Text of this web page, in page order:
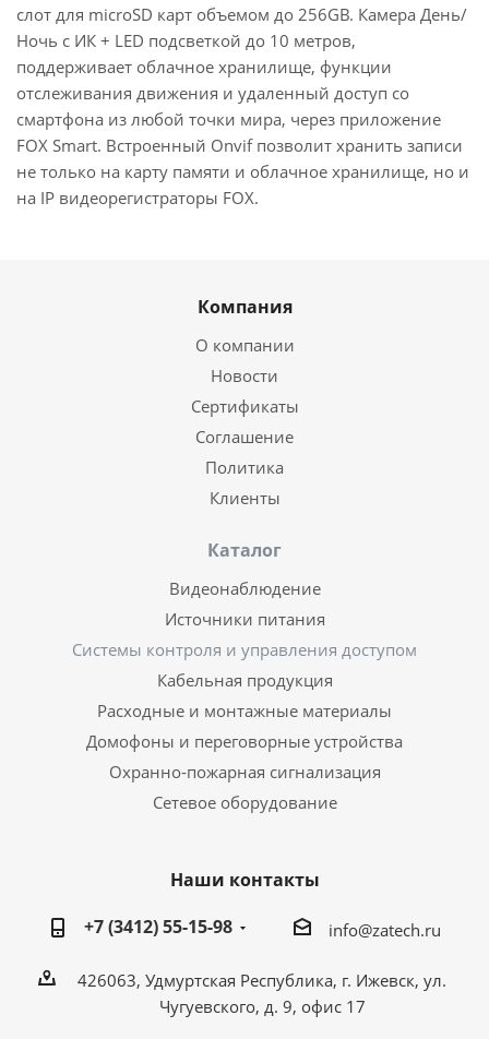
слот для microSD карт объемом до 256GB. Камера День/
Ночь с ИК + LED подсветкой до 10 метров,
поддерживает облачное хранилище, функции
отслеживания движения и удаленный доступ со
смартфона из любой точки мира, через приложение
FOX Smart. Встроенный Onvif позволит хранить записи
не только на карту памяти и облачное хранилище, но и
на IP видеорегистраторы FOX.
Компания
О компании
Новости
Сертификаты
Соглашение
Политика
Клиенты
Каталог
Видеонаблюдение
Источники питания
Системы контроля и управления доступом
Кабельная продукция
Расходные и монтажные материалы
Домофоны и переговорные устройства
Охранно-пожарная сигнализация
Сетевое оборудование
Наши контакты
+7 (3412) 55-15-98
info@zatech.ru
426063, Удмуртская Республика, г. Ижевск, ул.
Чугуевского, д. 9, офис 17